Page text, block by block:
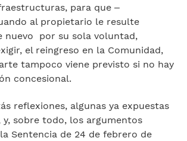
para que –
al propietario le resulte
nuevo por su sola voluntad,
el reingreso en la Comunidad,
tampoco viene previsto si no hay
concesional.
reflexiones, algunas ya expuestas
sobre todo, los argumentos
Sentencia de 24 de febrero de